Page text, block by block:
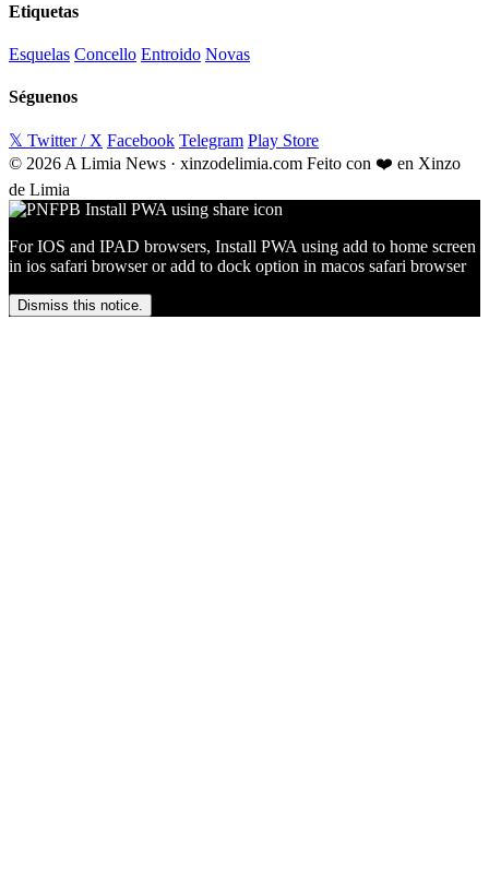
Etiquetas
Esquelas Concello Entroido Novas
Séguenos
𝕏 Twitter / X Facebook Telegram Play Store
© 2026 A Limia News · xinzodelimia.com Feito con ❤️ en Xinzo
de Limia
For IOS and IPAD browsers, Install PWA using add to home screen
in ios safari browser or add to dock option in macos safari browser
Dismiss this notice.